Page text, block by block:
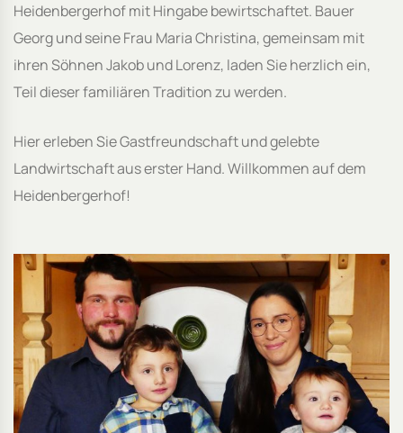
Heidenbergerhof mit Hingabe bewirtschaftet. Bauer
Georg und seine Frau Maria Christina, gemeinsam mit
ihren Söhnen Jakob und Lorenz, laden Sie herzlich ein,
Teil dieser familiären Tradition zu werden.
Hier erleben Sie Gastfreundschaft und gelebte
Landwirtschaft aus erster Hand. Willkommen auf dem
Heidenbergerhof!